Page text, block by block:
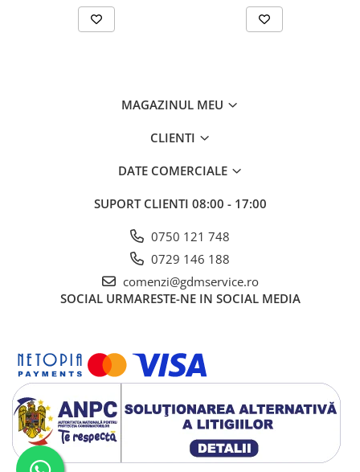
MAGAZINUL MEU
CLIENTI
DATE COMERCIALE
SUPORT CLIENTI 08:00 - 17:00
0750 121 748
0729 146 188
comenzi@gdmservice.ro
SOCIAL URMARESTE-NE IN SOCIAL MEDIA